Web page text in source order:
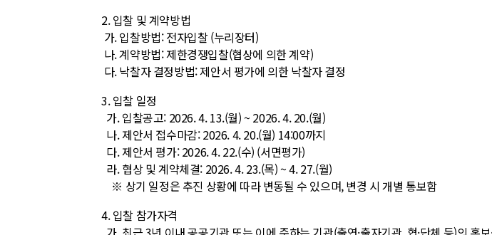
2. 입찰 및 계약방법
가. 입찰방법: 전자입찰 (누리장터)
나. 계약방법: 제한경쟁입찰(협상에 의한 계약)
다. 낙찰자 결정방법: 제안서 평가에 의한 낙찰자 결정
3. 입찰 일정
가. 입찰공고: 2026. 4. 13.(월) ~ 2026. 4. 20.(월)
나.제안서 접수마감: 2026. 4. 20.(월) 14:00까지
다. 제안서 평가: 2026. 4. 22.(수) (서면평가)
라. 협상 및 계약체결: 2026. 4. 23.(목) ~ 4. 27.(월)
※ 상기 일정은 추진 상황에 따라 변동될 수 있으며, 변경 시 개별 통보함
4. 입찰 참가자격